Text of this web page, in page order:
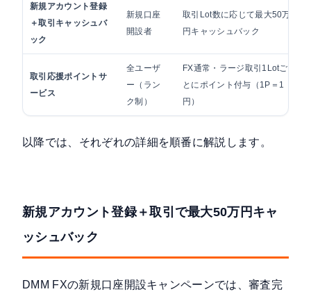
新規アカウント登録
＋取引キャッシュバ
ック
新規口座
開設者
取引Lot数に応じて最大50万
円キャッシュバック
取引応援ポイントサ
ービス
全ユーザ
ー（ラン
ク制）
FX通常・ラージ取引1Lotご
とにポイント付与（1P＝1
円）
以降では、それぞれの詳細を順番に解説します。
新規アカウント登録＋取引で最大50万円キャ
ッシュバック
DMM FXの新規口座開設キャンペーンでは、審査完